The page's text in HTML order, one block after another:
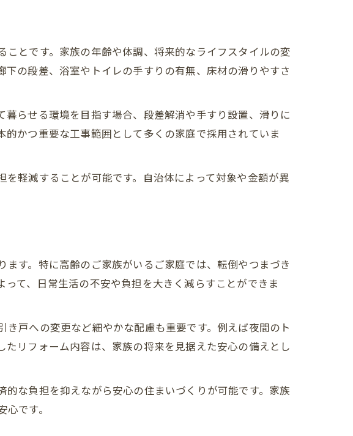
れ
解説
順位の決め方
紹介
のコツ
具体策
させる工夫
み合わせ実例
解消の費用相場
する工夫
順位
とです。家族の年齢や体調、将来的なライフスタイルの変
の段差、浴室やトイレの手すりの有無、床材の滑りやすさ
らせる環境を目指す場合、段差解消や手すり設置、滑りに
かつ重要な工事範囲として多くの家庭で採用されていま
軽減することが可能です。自治体によって対象や金額が異
す。特に高齢のご家族がいるご家庭では、転倒やつまづき
て、日常生活の不安や負担を大きく減らすことができま
戸への変更など細やかな配慮も重要です。例えば夜間のト
リフォーム内容は、家族の将来を見据えた安心の備えとし
な負担を抑えながら安心の住まいづくりが可能です。家族
です。